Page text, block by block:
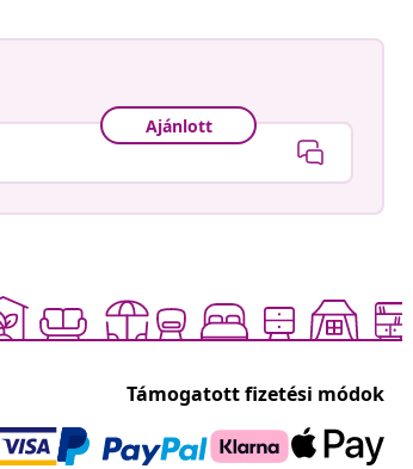
Ajánlott
Támogatott fizetési módok